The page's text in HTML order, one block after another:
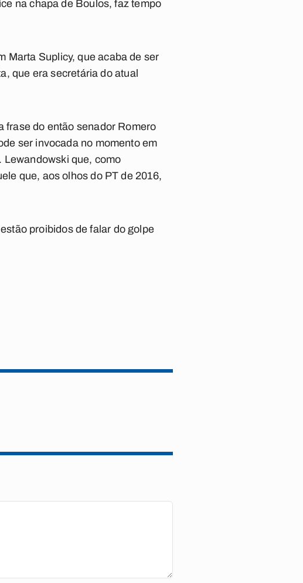
na chapa de Boulos, faz tempo
Marta Suplicy, que acaba de ser
que era secretária do atual
frase do então senador Romero
ser invocada no momento em
que, como
que, aos olhos do PT de 2016,
proibidos de falar do golpe